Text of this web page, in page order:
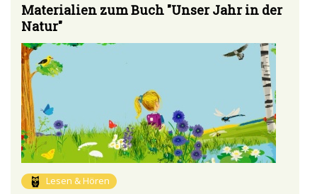
Materialien zum Buch "Unser Jahr in der
Natur"
Lesen & Hören